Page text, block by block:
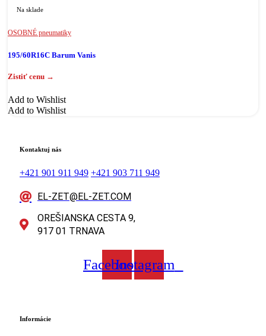
Na sklade
OSOBNÉ pneumatiky
195/60R16C Barum Vanis
Add to Wishlist
Add to Wishlist
Kontaktuj nás
+421 901 911 949 +421 903 711 949
EL-ZET@EL-ZET.COM
OREŠIANSKA CESTA 9,
917 01 TRNAVA
FacebookInstagram
Informácie